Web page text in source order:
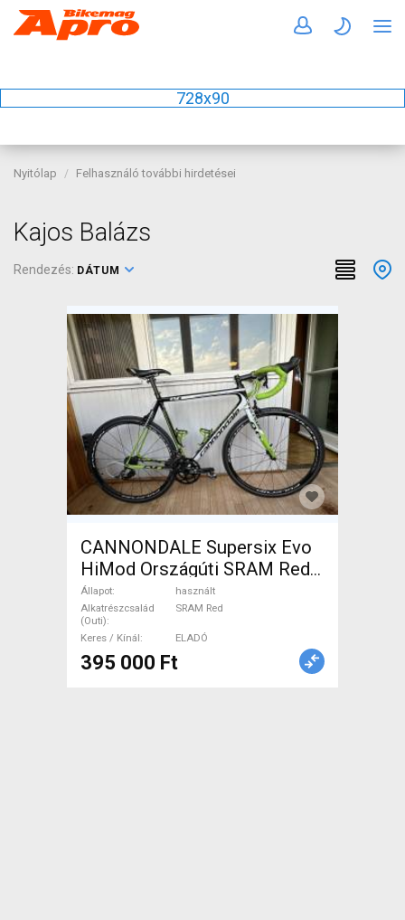
728x90
Nyitólap Felhasználó további hirdetései
Kajos Balázs
Rendezés: DÁTUM
CANNONDALE Supersix Evo
HiMod Országúti SRAM Red
használt ELADÓ
Állapot
használt
Alkatrészcsalád
(Outi)
SRAM Red
Keres / Kínál ELADÓ
395 000 Ft